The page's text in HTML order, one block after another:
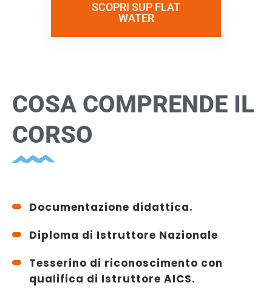
SCOPRI SUP FLAT
WATER
COSA COMPRENDE IL
CORSO
Documentazione didattica.
Diploma di Istruttore Nazionale
Tesserino di riconoscimento con
qualifica di Istruttore AICS.